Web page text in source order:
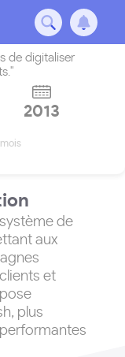
de digitaliser
2013
de
aux
et
plus